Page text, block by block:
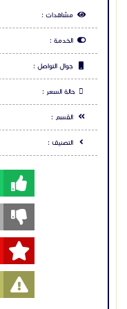
مشاهدات :
الخدمة :
جوال التواصل :
حالة السعر :
القسم :
التصنيف :